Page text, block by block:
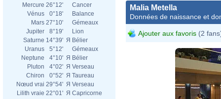
Mercure 26°12'
Cancer
Vénus
0°18'
Balance
Mars 27°10'
Gémeaux
Jupiter
8°19'
Lion
Saturne 14°39' Я Bélier
Uranus
5°12'
Gémeaux
Neptune
4°10' Я Bélier
Pluton
4°02' Я Verseau
Chiron
0°52' Я Taureau
Nœud vrai 29°54' Я Verseau
Lilith vraie 22°01' Я Capricorne
Malia Metella
Données de naissance et
Ajouter aux favoris (2